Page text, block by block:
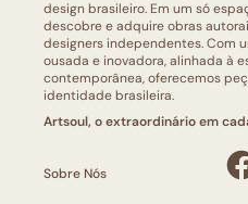
design brasileiro. Em um só
descobre e adquire obras
designers independentes. Com
ousada e inovadora, alinhada à
contemporânea, oferecemos
identidade brasileira.
Artsoul, o extraordinário em
Sobre Nós